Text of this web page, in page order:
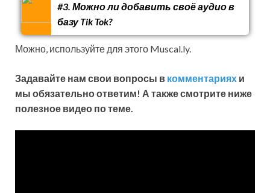
#3. Можно ли добавить своё аудио в
базу Tik Tok?
Можно, используйте для этого Muscal.ly.
Задавайте нам свои вопросы в комментариях и
мы обязательно ответим! А также смотрите ниже
полезное видео по теме.